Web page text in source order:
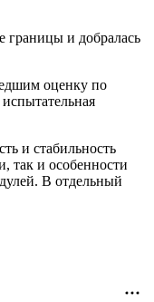
границы и добралась
оценку по
и стабильность
так и особенности
В отдельный